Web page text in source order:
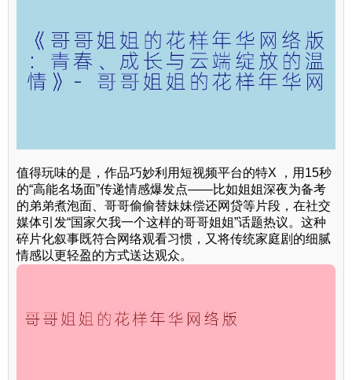
值得玩味的是，作品巧妙利用短视频平台的特X ，用15秒
的“高能名场面”传递情感爆发点——比如姐姐深夜为备考
的弟弟煮泡面、哥哥偷偷替妹妹偿还网贷等片段，在社交
媒体引发“国家欠我一个这样的哥哥姐姐”话题热议。这种
碎片化叙事既符合网络观看习惯，又将传统家庭剧的细腻
情感以更轻盈的方式送达观众。